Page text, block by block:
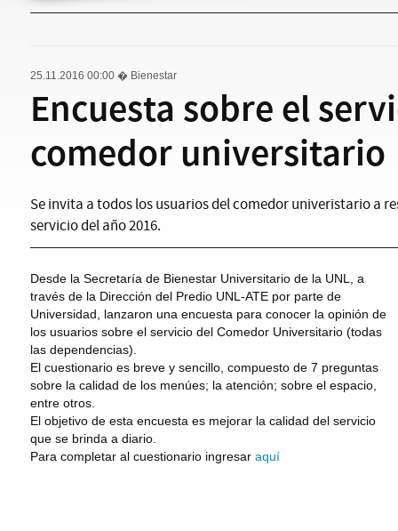
25.11.2016 00:00 � Bienestar
Encuesta sobre el
comedor universitario
Se invita a todos los usuarios del comedor univeristario a
servicio del año 2016.
Desde la Secretaría de Bienestar Universitario de la UNL, a
través de la Dirección del Predio UNL-ATE por parte de
Universidad, lanzaron una encuesta para conocer la opinión de
los usuarios sobre el servicio del Comedor Universitario (todas
las dependencias).
El cuestionario es breve y sencillo, compuesto de 7 preguntas
sobre la calidad de los menúes; la atención; sobre el espacio,
entre otros.
El objetivo de esta encuesta es mejorar la calidad del servicio
que se brinda a diario.
Para completar al cuestionario ingresar aquí